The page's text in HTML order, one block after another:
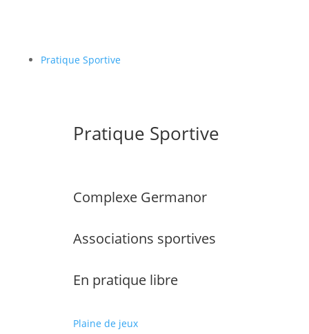
Pratique Sportive
Pratique Sportive
Complexe Germanor
Associations sportives
En pratique libre
Plaine de jeux